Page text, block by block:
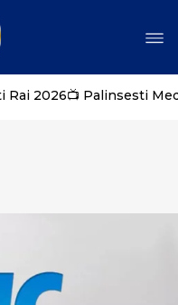
Rai 2026📺 Palinsesti